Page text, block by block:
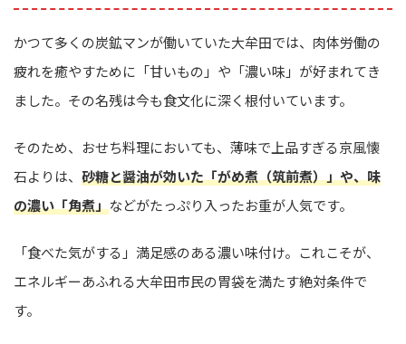
かつて多くの炭鉱マンが働いていた大牟田では、肉体労働の
疲れを癒やすために「甘いもの」や「濃い味」が好まれてき
ました。その名残は今も食文化に深く根付いています。
そのため、おせち料理においても、薄味で上品すぎる京風懐
石よりは、 砂糖と醤油が効いた「がめ煮（筑前煮）」や、味
の濃い「角煮」などがたっぷり入ったお重が人気です。
「食べた気がする」満足感のある濃い味付け。これこそが、
エネルギーあふれる大牟田市民の胃袋を満たす絶対条件で
す。